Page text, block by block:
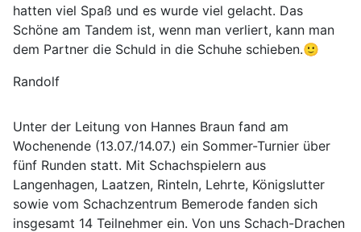
hatten viel Spaß und es wurde viel gelacht. Das
Schöne am Tandem ist, wenn man verliert, kann man
dem Partner die Schuld in die Schuhe schieben.🙂
Randolf
Unter der Leitung von Hannes Braun fand am
Wochenende (13.07./14.07.) ein Sommer-Turnier über
fünf Runden statt. Mit Schachspielern aus
Langenhagen, Laatzen, Rinteln, Lehrte, Königslutter
sowie vom Schachzentrum Bemerode fanden sich
insgesamt 14 Teilnehmer ein. Von uns Schach-Drachen